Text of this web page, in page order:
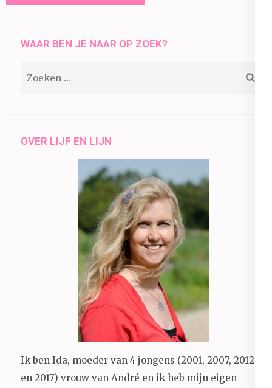
WAAR BEN JE NAAR OP ZOEK?
OVER LIJF EN LIJN
Ik ben Ida, moeder van 4 jongens (2001, 2007, 2012
en 2017) vrouw van André en ik heb mijn eigen